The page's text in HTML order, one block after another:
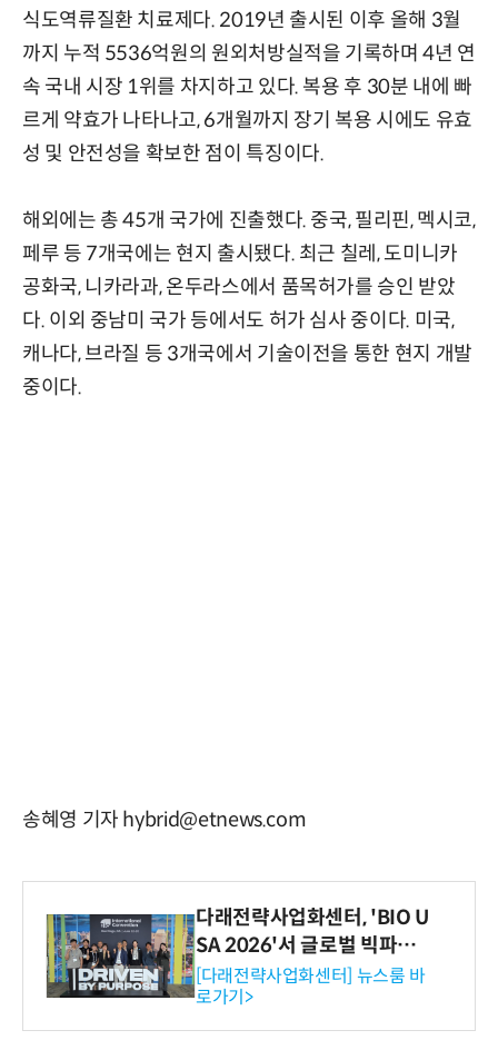
식도역류질환 치료제다. 2019년 출시된 이후 올해 3월
까지 누적 5536억원의 원외처방실적을 기록하며 4년 연
속 국내 시장 1위를 차지하고 있다. 복용 후 30분 내에 빠
르게 약효가 나타나고, 6개월까지 장기 복용 시에도 유효
성 및 안전성을 확보한 점이 특징이다.
해외에는 총 45개 국가에 진출했다. 중국, 필리핀, 멕시코,
페루 등 7개국에는 현지 출시됐다. 최근 칠레, 도미니카
공화국, 니카라과, 온두라스에서 품목허가를 승인 받았
다. 이외 중남미 국가 등에서도 허가 심사 중이다. 미국,
캐나다, 브라질 등 3개국에서 기술이전을 통한 현지 개발
중이다.
송혜영 기자 hybrid@etnews.com
다래전략사업화센터, 'BIO U
SA 2026'서 글로벌 빅파마
와의 비즈니스 미팅 지원…K
-바이오 해외 진출 교두보 확
보
[다래전략사업화센터] 뉴스룸 바
로가기>